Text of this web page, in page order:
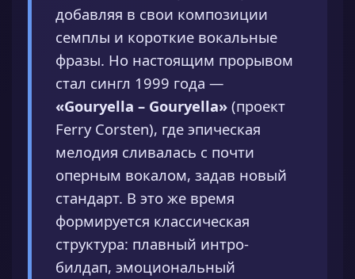
добавляя в свои композиции
семплы и короткие вокальные
фразы. Но настоящим прорывом
стал сингл 1999 года —
«Gouryella – Gouryella» (проект
Ferry Corsten), где эпическая
мелодия сливалась с почти
оперным вокалом, задав новый
стандарт. В это же время
формируется классическая
структура: плавный интро-
билдап, эмоциональный